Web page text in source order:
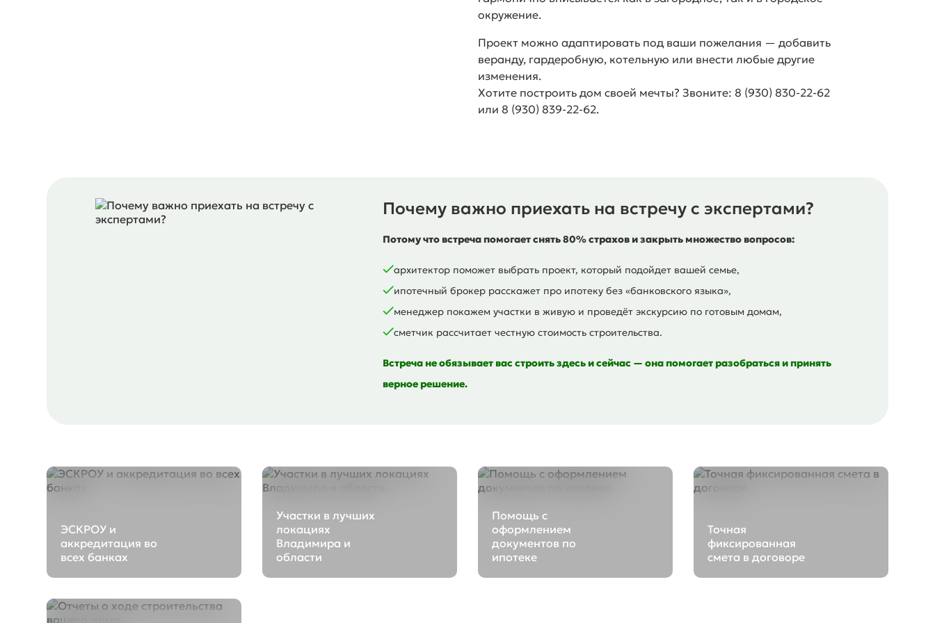
окружение.
Проект можно адаптировать под ваши пожелания — добавить
веранду, гардеробную, котельную или внести любые другие
изменения.
Хотите построить дом своей мечты? Звоните: 8 (930) 830-22-62
или 8 (930) 839-22-62.
Почему важно приехать на встречу с экспертами?
Потому что встреча помогает снять 80% страхов и закрыть множество вопросов:
архитектор поможет выбрать проект, который подойдет вашей семье,
ипотечный брокер расскажет про ипотеку без «банковского языка»,
менеджер покажем участки в живую и проведёт экскурсию по готовым домам,
сметчик рассчитает честную стоимость строительства.
Встреча не обязывает вас строить здесь и сейчас — она помогает разобраться и принять
верное решение.
ЭСКРОУ и
аккредитация во
всех банках
Участки в лучших
локациях
Владимира и
области
Помощь с
оформлением
документов по
ипотеке
Точная
фиксированная
смета в договоре